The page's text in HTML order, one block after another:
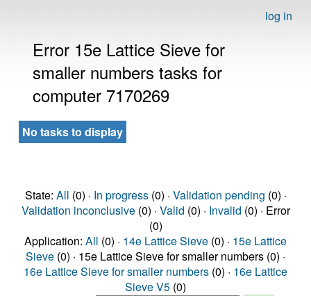
log in
Error 15e Lattice Sieve for
smaller numbers tasks for
computer 7170269
No tasks to display
State: All (0) · In progress(0) · Validation pending (0) ·
Validation inconclusive(0) · Valid (0) · Invalid (0) · Error
(0)
Application: All (0) · 14e Lattice Sieve (0) · 15e Lattice
Sieve (0) · 15e Lattice Sieve for smaller numbers (0) ·
16e Lattice Sieve for smaller numbers (0) · 16e Lattice
Sieve V5 (0)